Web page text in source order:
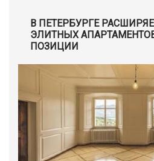
В ПЕТЕРБУРГЕ
ЭЛИТНЫХ
ПОЗИЦИИ